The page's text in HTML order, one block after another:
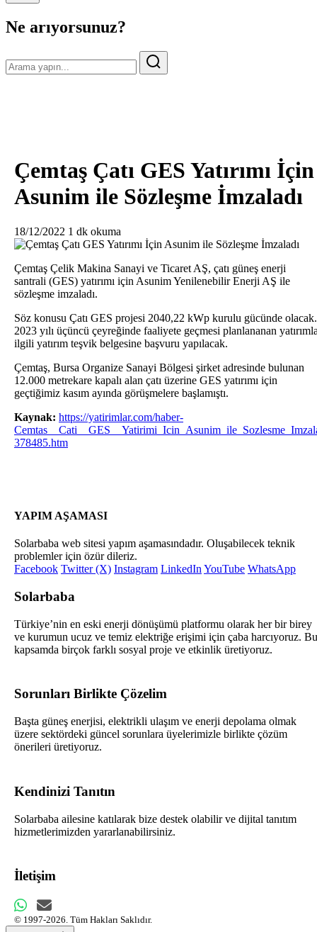
Ne arıyorsunuz?
Çemtaş Çatı GES Yatırımı İçin
Asunim ile Sözleşme İmzaladı
18/12/2022 1 dk okuma
Çemtaş Çelik Makina Sanayi ve Ticaret AŞ, çatı güneş enerji
santrali (GES) yatırımı için Asunim Yenilenebilir Enerji AŞ ile
sözleşme imzaladı.
Söz konusu Çatı GES projesi 2040,22 kWp kurulu gücünde olacak.
2023 yılı üçüncü çeyreğinde faaliyete geçmesi planlananan
ilgili yatırım teşvik belgesine başvuru yapılacak.
Çemtaş, Bursa Organize Sanayi Bölgesi şirket adresinde bulunan
12.000 metrekare kapalı alan çatı üzerine GES yatırımı için
geçtiğimiz kasım ayında görüşmelere başlamıştı.
Kaynak: https://yatirimlar.com/haber-
378485.htm
YAPIM AŞAMASI
Solarbaba web sitesi yapım aşamasındadır. Oluşabilecek teknik
problemler için özür dileriz.
Facebook Twitter (X) Instagram LinkedIn YouTube WhatsApp
Solarbaba
Türkiye’nin en eski enerji dönüşümü platformu olarak her bir birey
ve kurumun ucuz ve temiz elektriğe erişimi için çaba harcıyoruz. Bu
kapsamda birçok farklı sosyal proje ve etkinlik üretiyoruz.
Sorunları Birlikte Çözelim
Başta güneş enerjisi, elektrikli ulaşım ve enerji depolama olmak
üzere sektördeki güncel sorunlara üyelerimizle birlikte çözüm
önerileri üretiyoruz.
Kendinizi Tanıtın
Solarbaba ailesine katılarak bize destek olabilir ve dijital tanıtım
hizmetlerimizden yararlanabilirsiniz.
İletişim
© 1997-2026. Tüm Hakları Saklıdır.